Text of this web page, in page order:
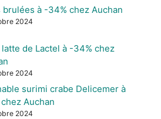
brulées à -34% chez Auchan
2024
latte de Lactel à -34% chez
2024
surimi crabe Delicemer à
Auchan
2024